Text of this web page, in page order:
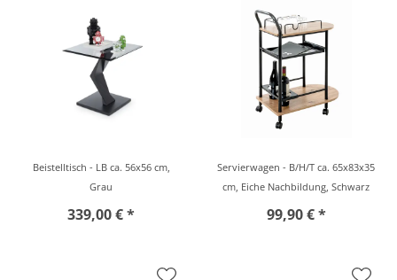
Beistelltisch - LB ca. 56x56 cm,
Grau
339,00 € *
Servierwagen - B/H/T ca. 65x83x35
cm, Eiche Nachbildung, Schwarz
99,90 € *